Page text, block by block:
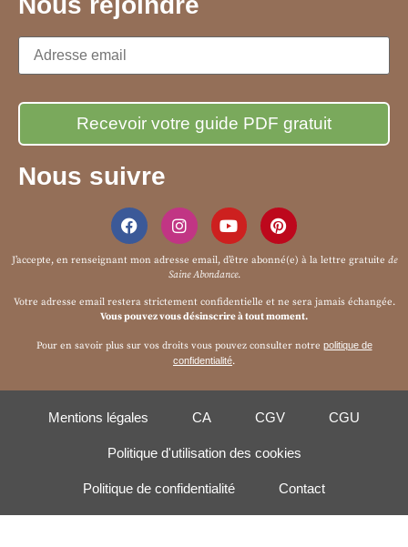
Nous suivre
J’accepte, en renseignant mon adresse email, d’être abonné(e) à la lettre gratuite de
Saine Abondance.
Votre adresse email restera strictement confidentielle et ne sera jamais échangée.
Vous pouvez vous désinscrire à tout moment.
Pour en savoir plus sur vos droits vous pouvez consulter notre politique de
confidentialité.
Mentions légales CA CGV CGU
Politique d'utilisation des cookies
Politique de confidentialité Contact